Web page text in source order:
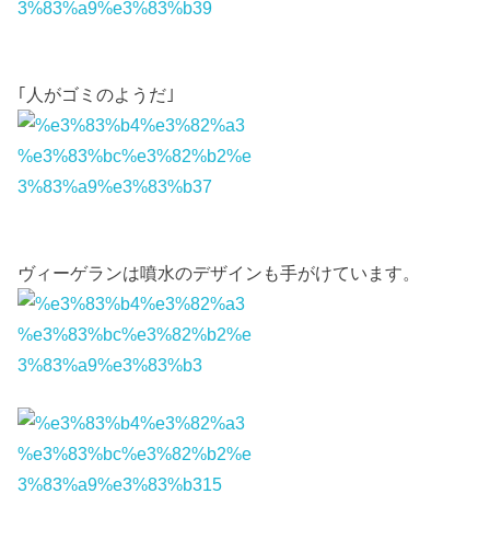
｢人がゴミのようだ｣
ヴィーゲランは噴水のデザインも手がけています。